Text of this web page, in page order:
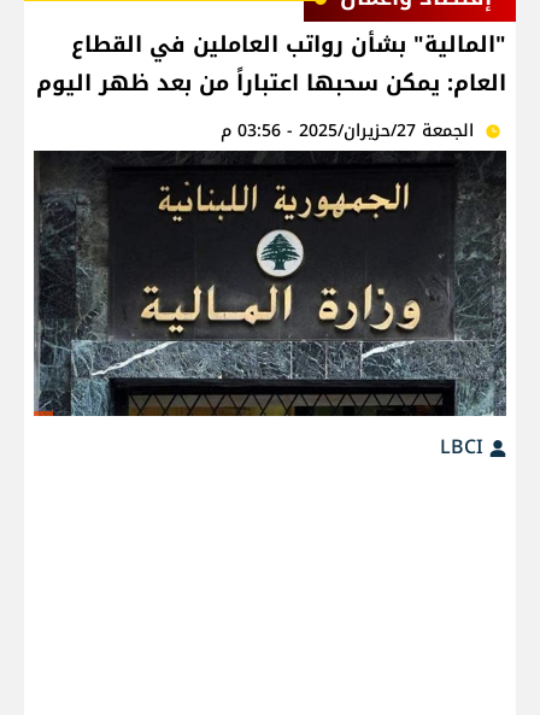
"المالية" بشأن رواتب العاملين في القطاع
العام: يمكن سحبها اعتباراً من بعد ظهر اليوم
الجمعة 27/حزيران/2025 - 03:56 م